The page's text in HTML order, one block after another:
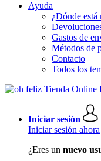
Ayuda
¿Dónde
Gastos de
Métodos de
Contacto
Todos los
Iniciar sesión
Iniciar sesión ahora
¿Eres un nuevo